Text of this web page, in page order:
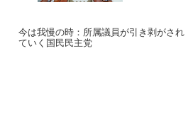
今は我慢の時：所属議員が引き剥がされ
ていく国民民主党